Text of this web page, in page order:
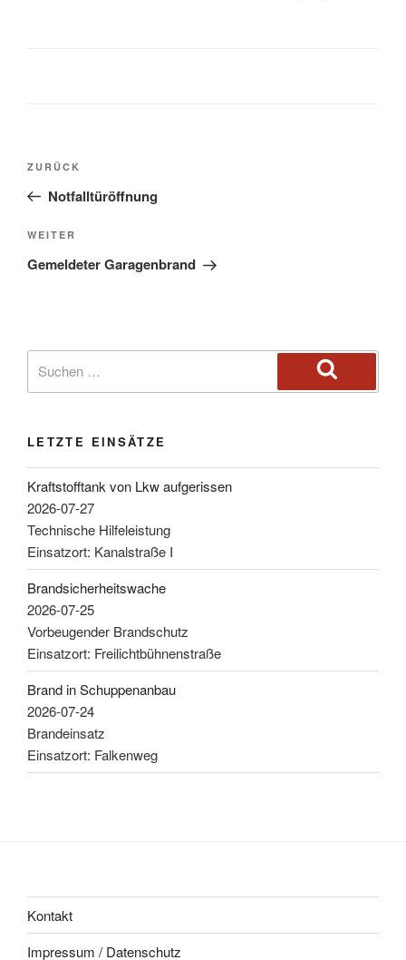
ZURÜCK
Notfalltüröffnung
WEITER
Gemeldeter Garagenbrand
LETZTE EINSÄTZE
Kraftstofftank von Lkw aufgerissen
2026-07-27
Technische Hilfeleistung
Einsatzort: Kanalstraße I
Brandsicherheitswache
2026-07-25
Vorbeugender Brandschutz
Einsatzort: Freilichtbühnenstraße
Brand in Schuppenanbau
2026-07-24
Brandeinsatz
Einsatzort: Falkenweg
Kontakt
Impressum / Datenschutz